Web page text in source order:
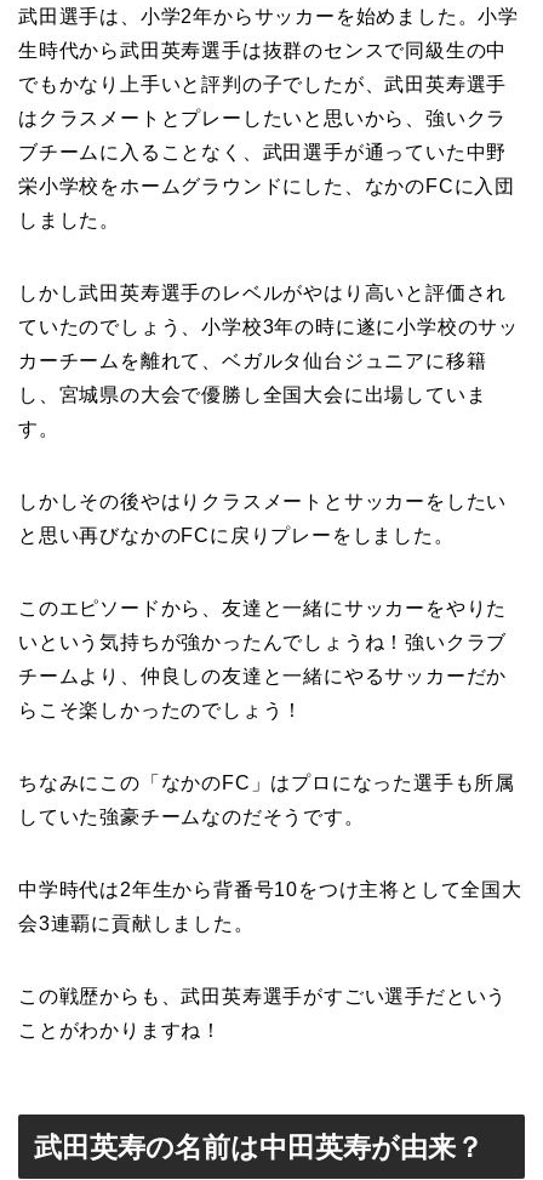
武田選手は、小学2年からサッカーを始めました。小学
生時代から武田英寿選手は抜群のセンスで同級生の中
でもかなり上手いと評判の子でしたが、武田英寿選手
はクラスメートとプレーしたいと思いから、強いクラ
ブチームに入ることなく、武田選手が通っていた中野
栄小学校をホームグラウンドにした、なかのFCに入団
しました。
しかし武田英寿選手のレベルがやはり高いと評価され
ていたのでしょう、小学校3年の時に遂に小学校のサッ
カーチームを離れて、ベガルタ仙台ジュニアに移籍
し、宮城県の大会で優勝し全国大会に出場していま
す。
しかしその後やはりクラスメートとサッカーをしたい
と思い再びなかのFCに戻りプレーをしました。
このエピソードから、友達と一緒にサッカーをやりた
いという気持ちが強かったんでしょうね！強いクラブ
チームより、仲良しの友達と一緒にやるサッカーだか
らこそ楽しかったのでしょう！
ちなみにこの「なかのFC」はプロになった選手も所属
していた強豪チームなのだそうです。
中学時代は2年生から背番号10をつけ主将として全国大
会3連覇に貢献しました。
この戦歴からも、武田英寿選手がすごい選手だという
ことがわかりますね！
武田英寿の名前は中田英寿が由来？